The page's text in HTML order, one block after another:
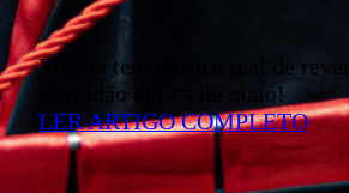
Vitória tem chance real de
Barradão em 14 de maio!
LER ARTIGO COMPLETO